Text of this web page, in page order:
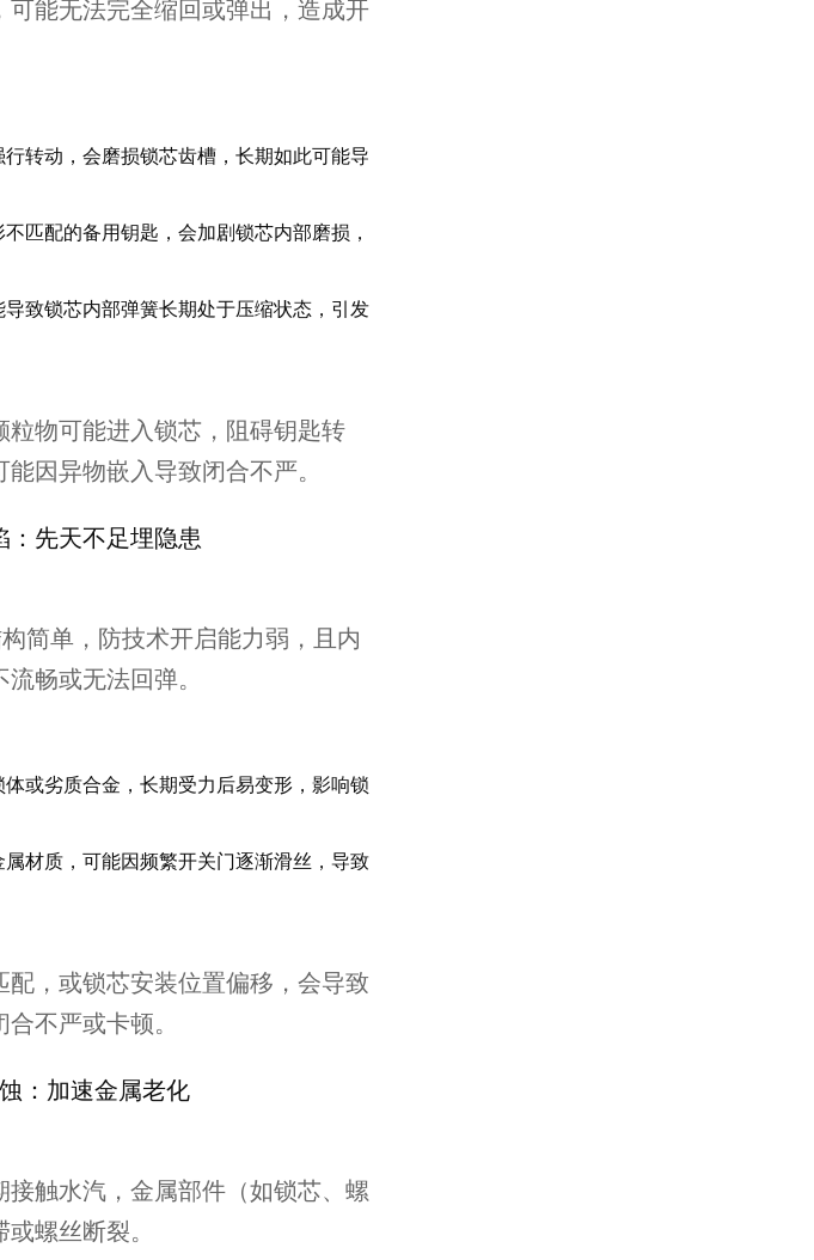
能无法完全缩回或弹出，造成开
行转动，会磨损锁芯齿槽，长期如此可能导
匹配的备用钥匙，会加剧锁芯内部磨损，
导致锁芯内部弹簧长期处于压缩状态，引发
物可能进入锁芯，阻碍钥匙转
因异物嵌入导致闭合不严。
：先天不足埋隐患
简单，防技术开启能力弱，且内
畅或无法回弹。
或劣质合金，长期受力后易变形，影响锁
属材质，可能因频繁开关门逐渐滑丝，导致
，或锁芯安装位置偏移，会导致
不严或卡顿。
：加速金属老化
触水汽，金属部件（如锁芯、螺
螺丝断裂。